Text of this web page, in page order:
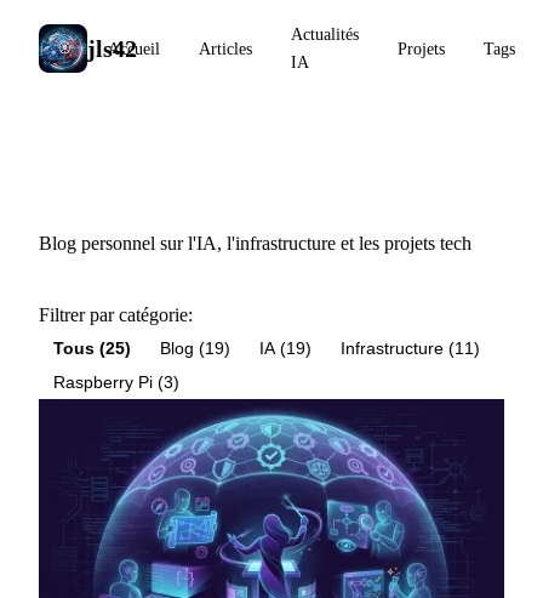
jls42
Accueil Articles
Actualités
IA
Projets Tags
Blog personnel sur l'IA, l'infrastructure et les projets tech
Filtrer par catégorie:
Tous (25) Blog (19) IA (19)
Infrastructure (11)
Raspberry Pi (3)